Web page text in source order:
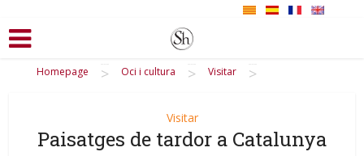
Homepage > Oci i cultura > Visitar >
Visitar
Paisatges de tardor a Catalunya